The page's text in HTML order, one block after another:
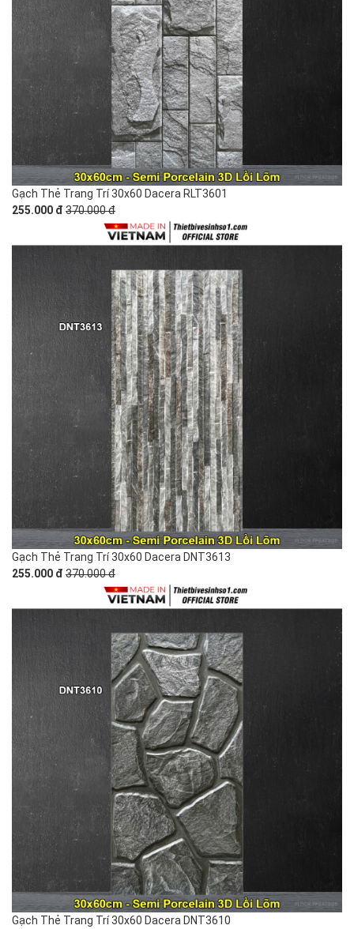
Gạch Thẻ Trang Trí 30x60 Dacera RLT3601
255.000 đ 370.000 đ
Gạch Thẻ Trang Trí 30x60 Dacera DNT3613
255.000 đ 370.000 đ
Gạch Thẻ Trang Trí 30x60 Dacera DNT3610